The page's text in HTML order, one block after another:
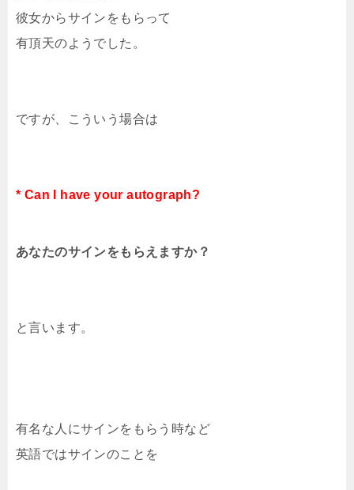
彼女からサインをもらって
有頂天のようでした。
ですが、こういう場合は
* Can I have your autograph?
あなたのサインをもらえますか？
と言います。
有名な人にサインをもらう時など
英語ではサインのことを